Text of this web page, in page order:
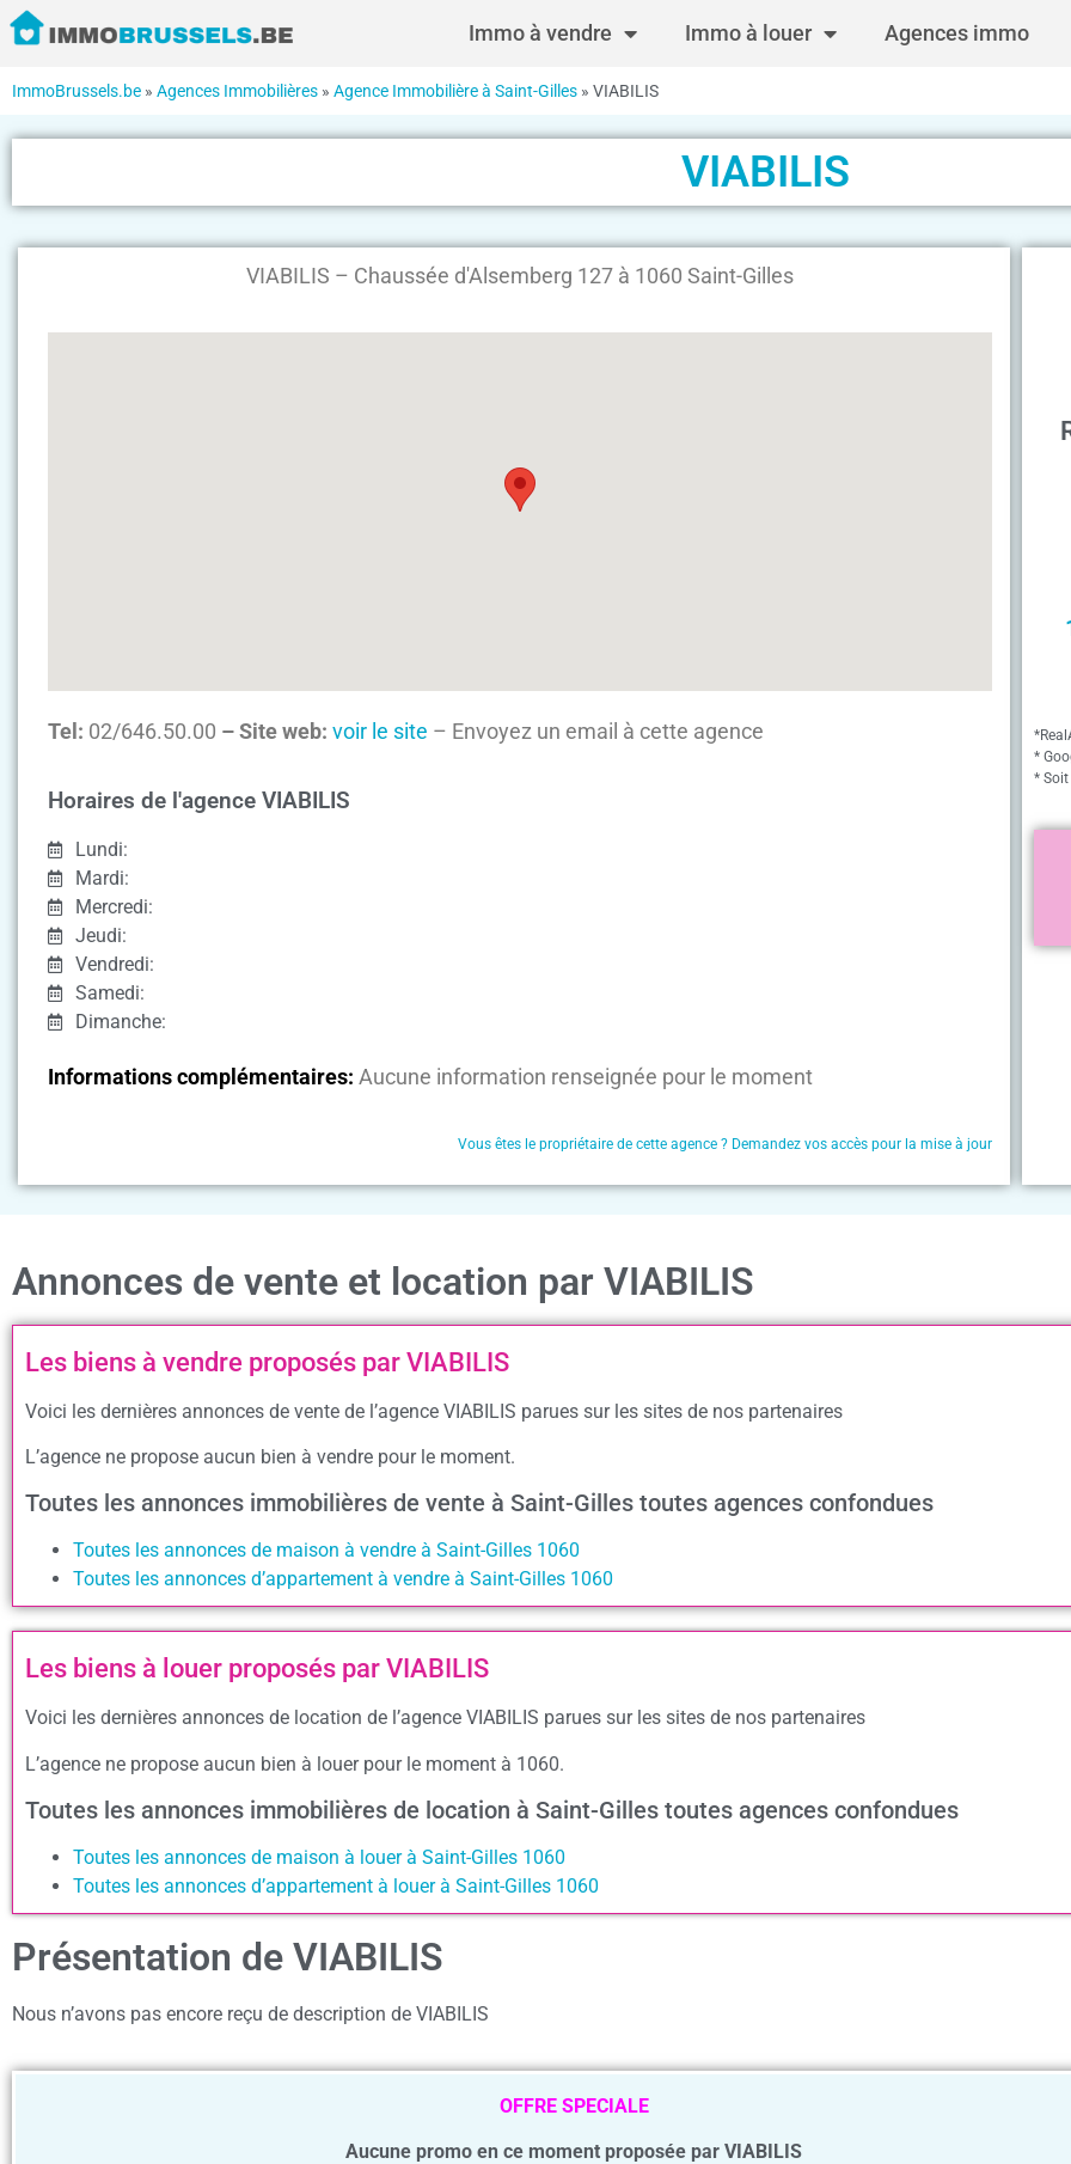
Immo à vendre Immo à louer Agences immo
ImmoBrussels.be » Agences Immobilières » Agence Immobilière à Saint-Gilles » VIABILIS
VIABILIS
VIABILIS – Chaussée d'Alsemberg 127 à 1060 Saint-Gilles
Tel: 02/646.50.00 – Site web: voir le site – Envoyez un email à cette agence
Horaires de l'agence VIABILIS
Lundi:
Mardi:
Mercredi:
Jeudi:
Vendredi:
Samedi:
Dimanche:
Informations complémentaires: Aucune information renseignée pour le moment
Vous êtes le propriétaire de cette agence ? Demandez vos accès pour la mise à jour
*
* Soit
Annonces de vente et location par VIABILIS
Les biens à vendre proposés par VIABILIS
Voici les dernières annonces de vente de l’agence VIABILIS parues sur les sites de nos partenaires
L’agence ne propose aucun bien à vendre pour le moment.
Toutes les annonces immobilières de vente à Saint-Gilles toutes agences confondues
Toutes les annonces de maison à vendre à Saint-Gilles 1060
Toutes les annonces d’appartement à vendre à Saint-Gilles 1060
Les biens à louer proposés par VIABILIS
Voici les dernières annonces de location de l’agence VIABILIS parues sur les sites de nos partenaires
L’agence ne propose aucun bien à louer pour le moment à 1060.
Toutes les annonces immobilières de location à Saint-Gilles toutes agences confondues
Toutes les annonces de maison à louer à Saint-Gilles 1060
Toutes les annonces d’appartement à louer à Saint-Gilles 1060
Présentation de VIABILIS
Nous n’avons pas encore reçu de description de VIABILIS
OFFRE SPECIALE
Aucune promo en ce moment proposée par VIABILIS